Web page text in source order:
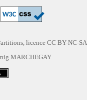
licence CC BY-NC-SA
MARCHEGAY